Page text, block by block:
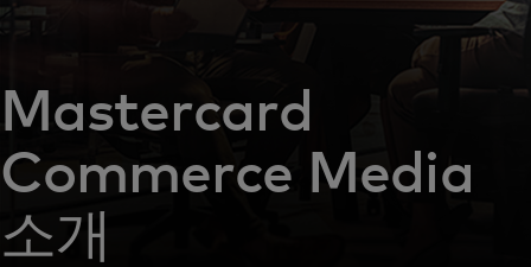
Mastercard
Commerce Media
소개